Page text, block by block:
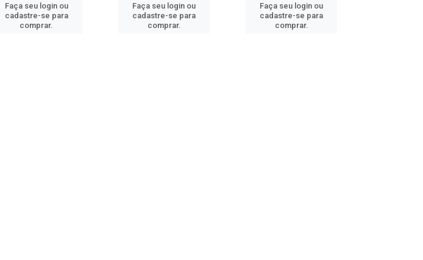
Faça seu login ou
cadastre-se para
comprar.
Faça seu login ou
cadastre-se para
comprar.
Faça seu login ou
cadastre-se para
comprar.